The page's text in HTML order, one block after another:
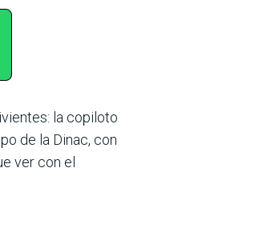
la copiloto
de la Dinac, con
ver con el